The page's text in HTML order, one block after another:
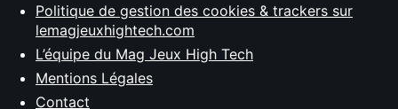
Politique de gestion des cookies & trackers sur
lemagjeuxhightech.com
L’équipe du Mag Jeux High Tech
Mentions Légales
Contact